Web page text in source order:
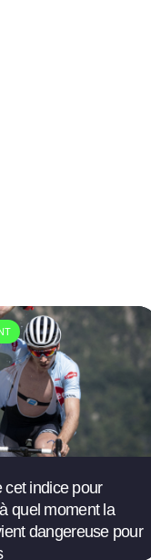
cet indice pour
quel moment la
dangereuse pour